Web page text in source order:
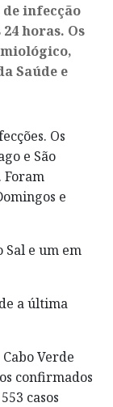
de infecção
horas. Os
Saúde e
Os
e São
Foram
e
Sal e um em
a última
Verde
confirmados
casos